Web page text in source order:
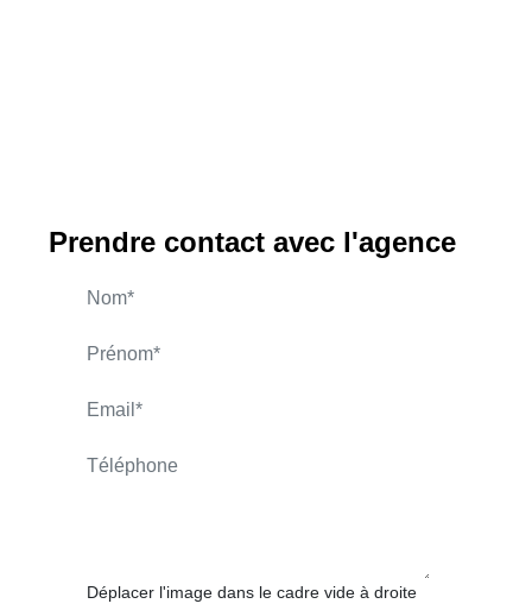
Prendre contact avec l'agence
Déplacer l'image dans le cadre vide à droite